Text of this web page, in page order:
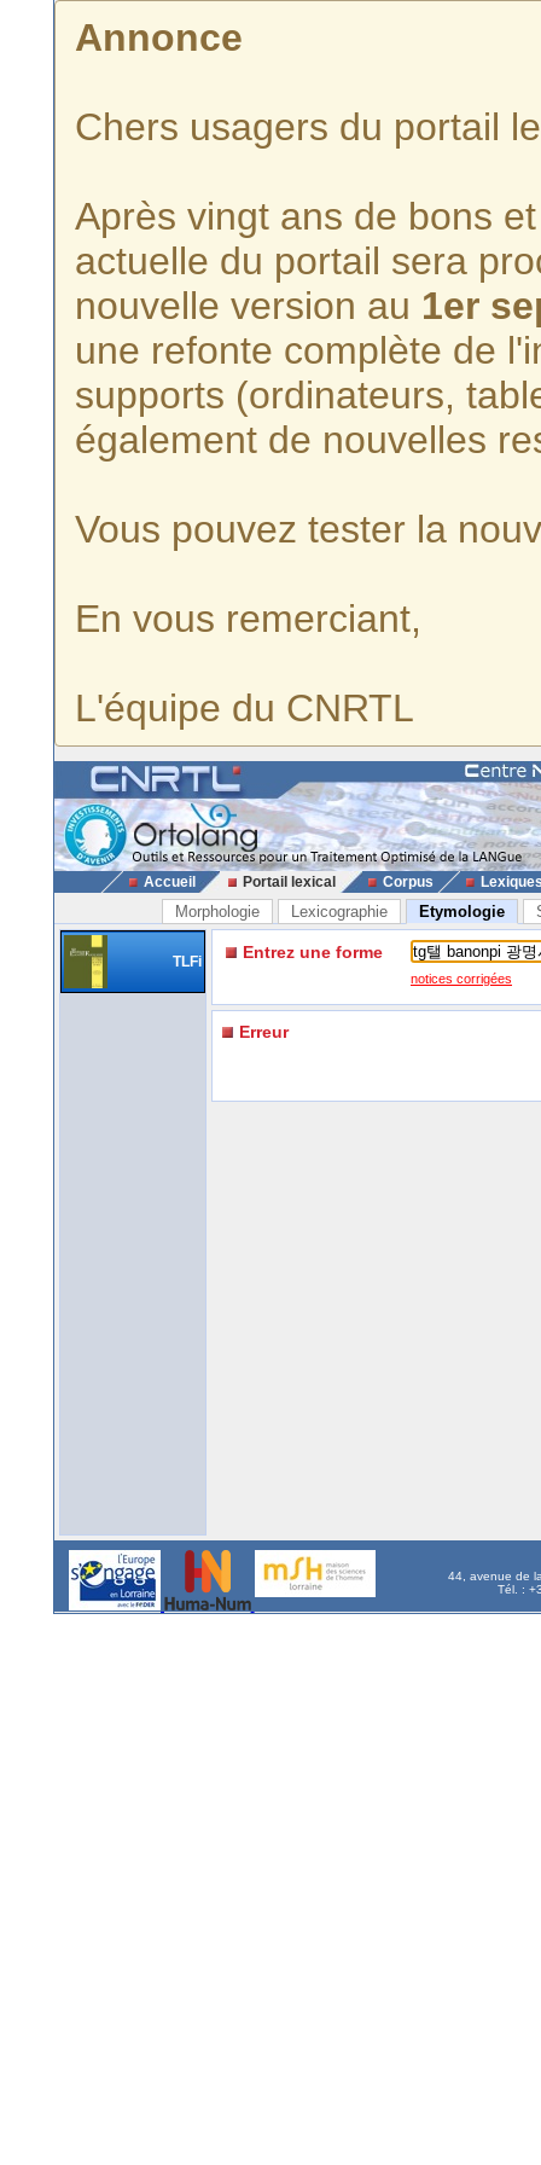
Annonce
Chers usagers du portail
Après vingt ans de bons
actuelle du portail sera
nouvelle version au 1er
une refonte complète de
supports (ordinateurs,
également de nouvelles
Vous pouvez tester la
En vous remerciant,
L'équipe du CNRTL
Accueil Portail lexical Corpus
Morphologie Lexicographie Etymologie
TLFi Entrez une forme
notices corrigées
Erreur
44, avenue de
Tél. :